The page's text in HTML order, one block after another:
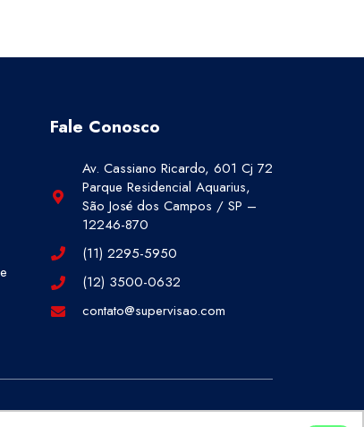
Fale Conosco
Av. Cassiano Ricardo, 601 Cj 72
Parque Residencial Aquarius,
São José dos Campos / SP –
12246-870
(11) 2295-5950
(12) 3500-0632
contato@supervisao.com